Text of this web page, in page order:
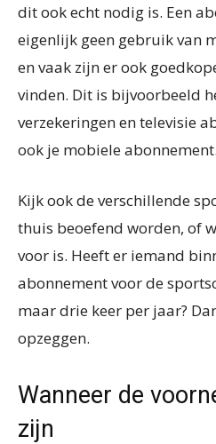
dit ook echt nodig is. Een
eigenlijk geen gebruik van
en vaak zijn er ook
vinden. Dit is bijvoorbeeld
verzekeringen en televisie
ook je mobiele abonnement.
Kijk ook de verschillende
thuis beoefend worden, of
voor is. Heeft er iemand
abonnement voor de
maar drie keer per jaar?
opzeggen.
Wanneer de
zijn